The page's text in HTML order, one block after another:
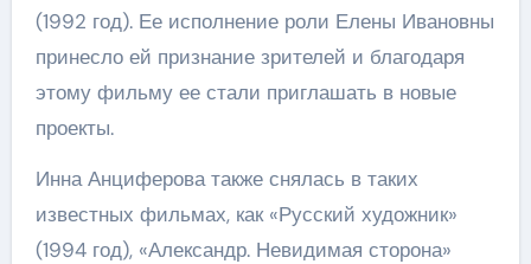
(1992 год). Ее исполнение роли Елены Ивановны
принесло ей признание зрителей и благодаря
этому фильму ее стали приглашать в новые
проекты.
Инна Анциферова также снялась в таких
известных фильмах, как «Русский художник»
(1994 год), «Александр. Невидимая сторона»